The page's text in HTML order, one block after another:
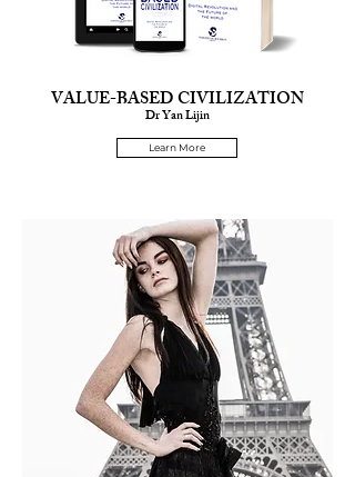
VALUE-BASED CIVILIZATION
Dr Yan Lijin
Learn More